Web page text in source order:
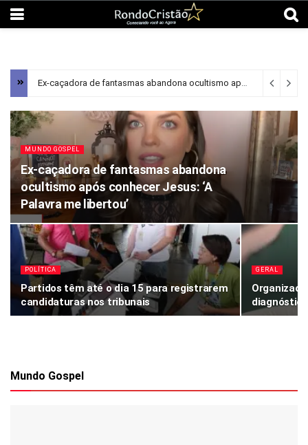
Ex-caçadora de fantasmas abandona ocultismo após conhecer Jesus: ‘A Palavra me libertou’
MUNDO GOSPEL
Ex-caçadora de fantasmas abandona
ocultismo após conhecer Jesus: ‘A
Palavra me libertou’
POLÍTICA
Partidos têm até o dia 15 para registrarem
candidaturas nos tribunais
GERAL
Mundo Gospel